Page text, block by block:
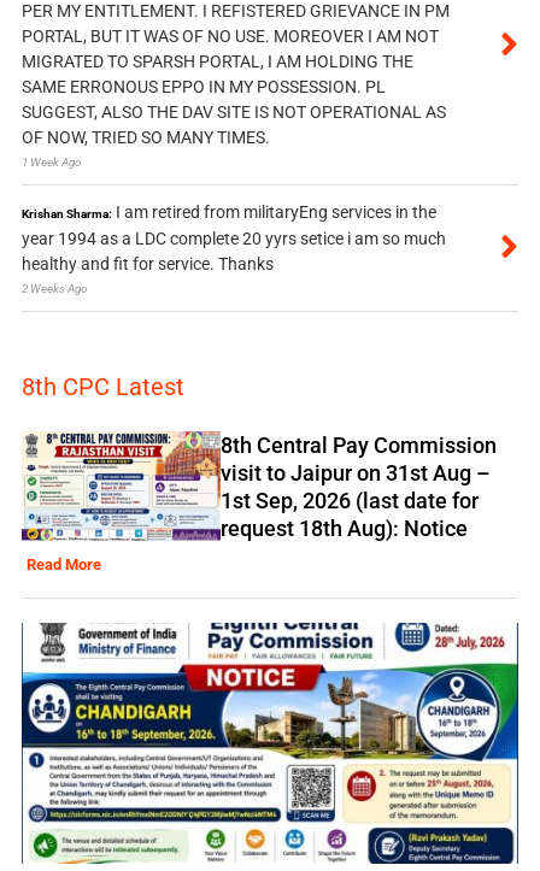
PER MY ENTITLEMENT. I REFISTERED GRIEVANCE IN PM
PORTAL, BUT IT WAS OF NO USE. MOREOVER I AM NOT
MIGRATED TO SPARSH PORTAL, I AM HOLDING THE
SAME ERRONOUS EPPO IN MY POSSESSION. PL
SUGGEST, ALSO THE DAV SITE IS NOT OPERATIONAL AS
OF NOW, TRIED SO MANY TIMES.
1 Week Ago
Krishan Sharma: I am retired from militaryEng services in the
year 1994 as a LDC complete 20 yyrs setice i am so much
healthy and fit for service. Thanks
2 Weeks Ago
8th CPC Latest
8th Central Pay Commission
visit to Jaipur on 31st Aug –
1st Sep, 2026 (last date for
request 18th Aug): Notice
Read More